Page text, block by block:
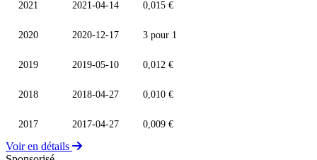
2021 2021-04-14 0,015 €
2020 2020-12-17 3 pour 1
2019 2019-05-10 0,012 €
2018 2018-04-27 0,010 €
2017 2017-04-27 0,009 €
Voir en détails